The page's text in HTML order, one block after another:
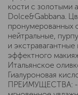
кости с золотыми
Dolce&Gabbana.
пронумерованных
нейтральные,
и
эффектного
Итальянское
Гиалуроновая
ПРЕИМУЩЕСТВА: -